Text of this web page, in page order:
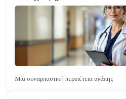
Μία συναρπαστική περιπέτεια αγάπης